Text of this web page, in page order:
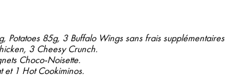
Potatoes 85g, 3 Buffalo Wings sans frais supplémentaires
3 Cheesy Crunch.
Choco-Noisette.
1 Hot Cookiminos.